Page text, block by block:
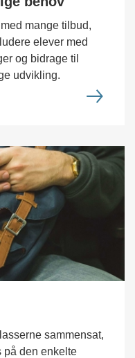
mange tilbud,
elever med
og bidrage til
udvikling.
sammensat,
på den enkelte